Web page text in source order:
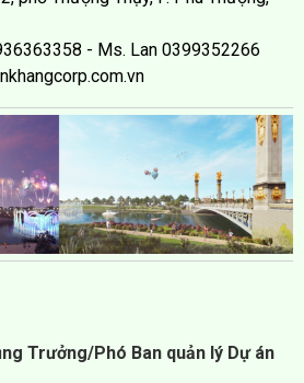
- Ms. Lan 0399352266
Trưởng/Phó Ban quản lý Dự án